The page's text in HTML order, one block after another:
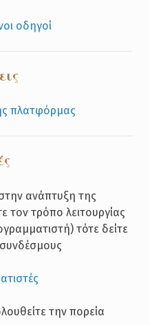
οδηγοί
πλατφόρμας
ανάπτυξη της
τον τρόπο λειτουργίας
τότε δείτε
την πορεία